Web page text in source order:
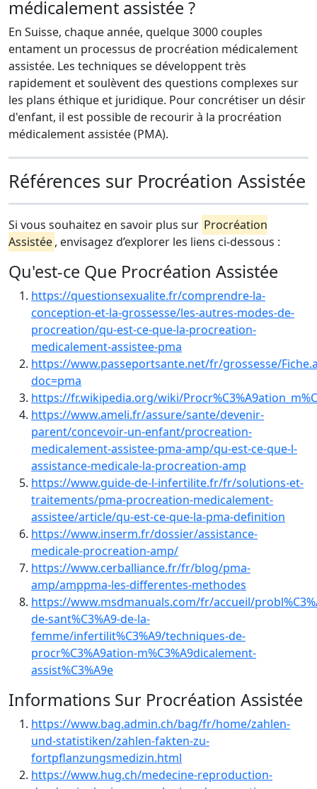
médicalement assistée ?
En Suisse, chaque année, quelque 3000 couples
entament un processus de procréation médicalement
assistée. Les techniques se développent très
rapidement et soulèvent des questions complexes sur
les plans éthique et juridique. Pour concrétiser un désir
d'enfant, il est possible de recourir à la procréation
médicalement assistée (PMA).
Références sur Procréation Assistée
Si vous souhaitez en savoir plus sur Procréation
Assistée, envisagez d’explorer les liens ci-dessous :
Qu'est-ce Que Procréation Assistée
https://questionsexualite.fr/comprendre-la-
conception-et-la-grossesse/les-autres-modes-de-
procreation/qu-est-ce-que-la-procreation-
medicalement-assistee-pma
https://www.passeportsante.net/fr/grossesse/
doc=pma
https://fr.wikipedia.org/wiki/
https://www.ameli.fr/assure/sante/devenir-
parent/concevoir-un-enfant/procreation-
medicalement-assistee-pma-amp/qu-est-ce-que-l-
assistance-medicale-la-procreation-amp
https://www.guide-de-l-infertilite.fr/fr/solutions-et-
traitements/pma-procreation-medicalement-
assistee/article/qu-est-ce-que-la-pma-definition
https://www.inserm.fr/dossier/assistance-
medicale-procreation-amp/
https://www.cerballiance.fr/fr/blog/pma-
amp/amppma-les-differentes-methodes
https://www.msdmanuals.com/fr/accueil/
de-sant%C3%A9-de-la-
femme/infertilit%C3%A9/techniques-de-
procr%C3%A9ation-m%C3%A9dicalement-
assist%C3%A9e
Informations Sur Procréation Assistée
https://www.bag.admin.ch/bag/fr/home/zahlen-
und-statistiken/zahlen-fakten-zu-
fortpflanzungsmedizin.html
https://www.hug.ch/medecine-reproduction-